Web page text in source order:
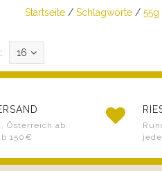
Startseite / Schlagworte / 55g
16
Österreich ab
150€